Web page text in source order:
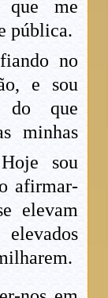
que me
pública.
no
e sou
do que
minhas
sou
afirmar-
elevam